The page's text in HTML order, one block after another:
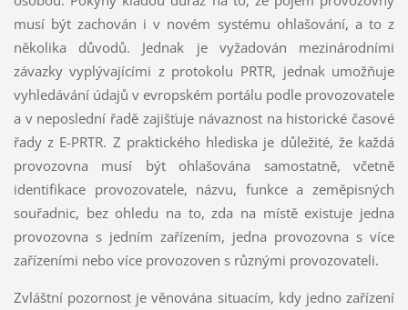
musí být zachován i v novém systému ohlašování, a to z
několika důvodů. Jednak je vyžadován mezinárodními
závazky vyplývajícími z protokolu PRTR, jednak umožňuje
vyhledávání údajů v evropském portálu podle provozovatele
a v neposlední řadě zajišťuje návaznost na historické časové
řady z E-PRTR. Z praktického hlediska je důležité, že každá
provozovna musí být ohlašována samostatně, včetně
identifikace provozovatele, názvu, funkce a zeměpisných
souřadnic, bez ohledu na to, zda na místě existuje jedna
provozovna s jedním zařízením, jedna provozovna s více
zařízeními nebo více provozoven s různými provozovateli.
Zvláštní pozornost je věnována situacím, kdy jedno zařízení